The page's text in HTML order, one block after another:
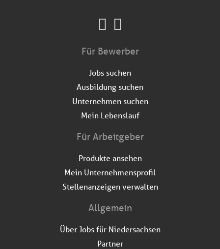
Für Bewerber
Jobs suchen
Ausbildung suchen
Unternehmen suchen
Mein Lebenslauf
Für Arbeitgeber
Produkte ansehen
Mein Unternehmensprofil
Stellenanzeigen verwalten
Allgemein
Über Jobs für Niedersachsen
Partner